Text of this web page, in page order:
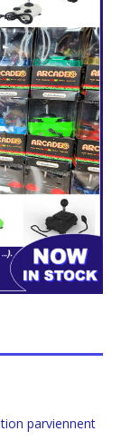
parviennent